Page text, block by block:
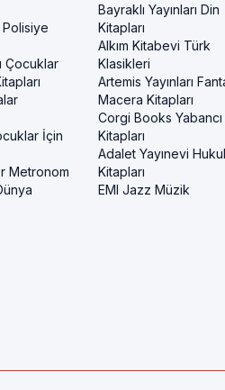
Polisiye
Çocuklar
İçin
Metronom
Bayraklı Yayınları Din
Kitapları
Alkım Kitabevi Türk
Klasikleri
Artemis Yayınları
Macera Kitapları
Corgi Books Yabancı
Kitapları
Adalet Yayınevi
Kitapları
EMI Jazz Müzik